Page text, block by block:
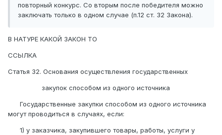
повторный конкурс. Со вторым после победителя можно
заключать только в одном случае (п.12 ст. 32 Закона).
В НАТУРЕ КАКОЙ ЗАКОН ТО
ССЫЛКА
Статья 32. Основания осуществления государственных
закупок способом из одного источника
Государственные закупки способом из одного источника
могут проводиться в случаях, если:
1) у заказчика, закупившего товары, работы, услуги у